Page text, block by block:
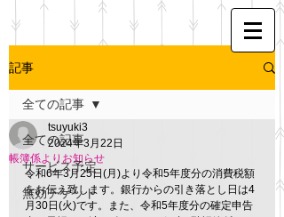
記事
全ての記事
サービス予定
無効チケット
全ての記事
帳簿係よりお知らせ
tsuyuki3
2024年3月22日
令和6年3月25日(月)より令和5年度分の消費税額
をお伝え致します。銀行からの引き落とし日は4
月30日(火)です。また、令和5年度分の確定申告